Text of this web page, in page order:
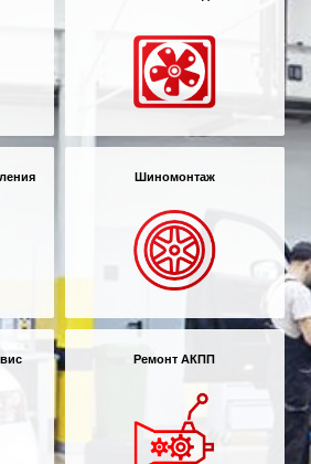
Шиномонтаж
Ремонт АКПП